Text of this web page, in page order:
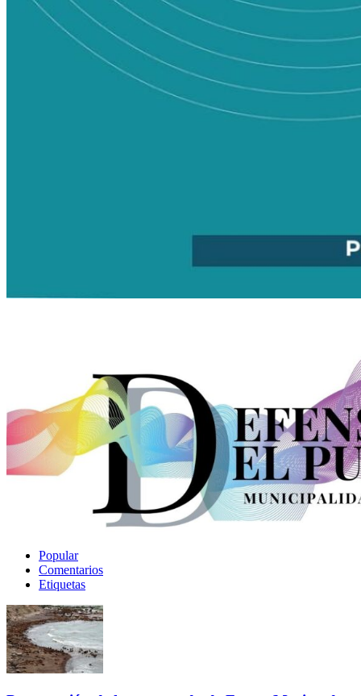
Popular
Comentarios
Etiquetas